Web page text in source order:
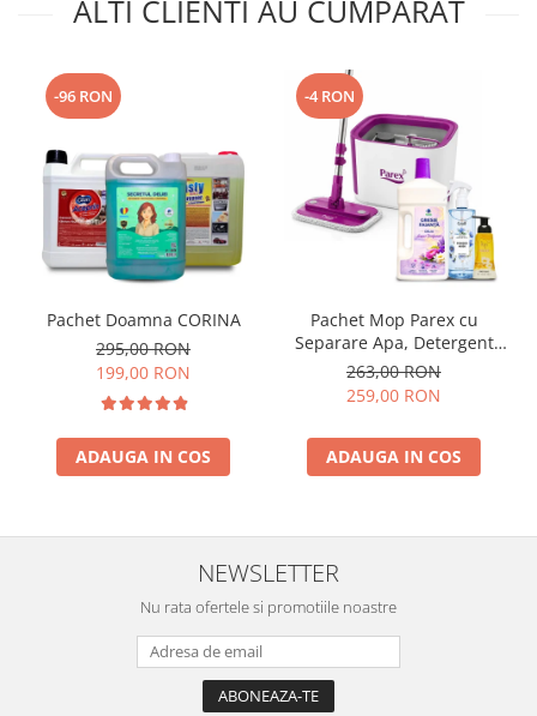
ALTI CLIENTI AU CUMPARAT
-96 RON
Pachet Doamna CORINA
295,00 RON
199,00 RON
ADAUGA IN COS
-4 RON
Pachet Mop Parex cu
Separare Apa, Detergent
Pardoseli, Odorizant
Camera si Sapun Spuma
263,00 RON
259,00 RON
ADAUGA IN COS
NEWSLETTER
Nu rata ofertele si promotiile noastre